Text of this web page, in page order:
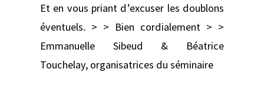
Et en vous priant d’excuser les doublons
éventuels. > > Bien cordialement > >
Emmanuelle Sibeud & Béatrice
Touchelay, organisatrices du séminaire